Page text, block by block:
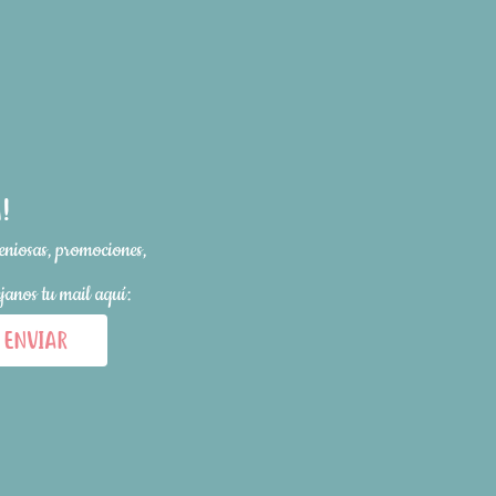
promociones,
tu mail aquí:
ENVIAR